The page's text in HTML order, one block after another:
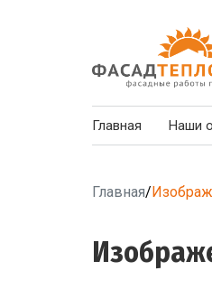
Главная Наши
Главная/